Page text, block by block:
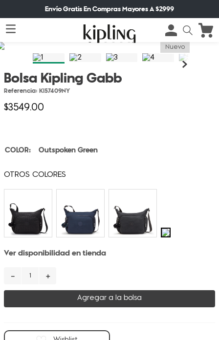
Envío Gratis En Compras Mayores A $2999
Nuevo
Bolsa Kipling Gabb
Referencia: KI57409NY
$3549.00
Outspoken Green
Ver disponibilidad en tienda
＋
－
Agregar a la bolsa